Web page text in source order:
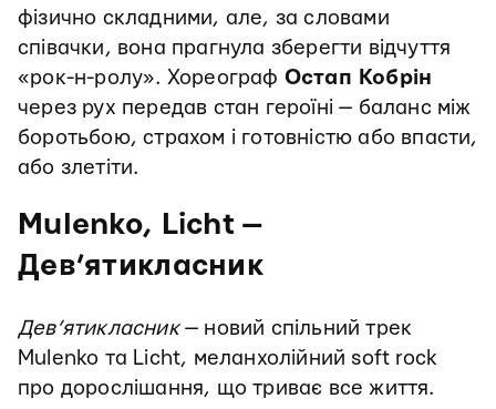
фізично складними, але, за словами
співачки, вона прагнула зберегти відчуття
«рок-н-ролу». Хореограф Остап Кобрін
через рух передав стан героїні — баланс між
боротьбою, страхом і готовністю або впасти,
або злетіти.
Mulenko, Licht —
Дев’ятикласник
Дев’ятикласник— новий спільний трек
Mulenko та Licht, меланхолійний soft rock
про дорослішання, що триває все життя.